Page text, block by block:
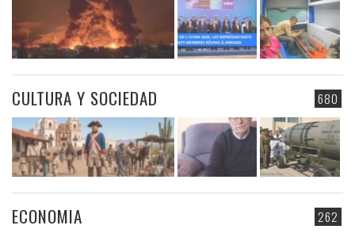
680
CULTURA Y SOCIEDAD
262
ECONOMIA